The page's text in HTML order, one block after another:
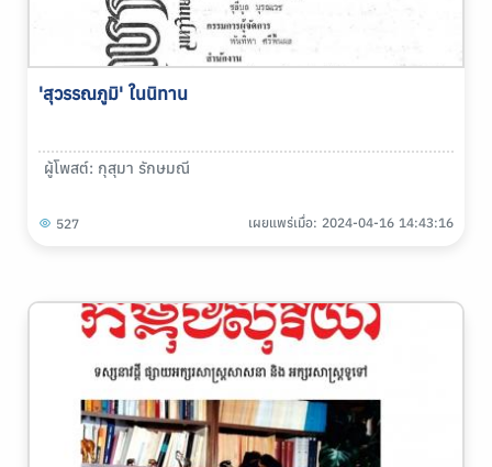
'สุวรรณภูมิ' ในนิทาน
ผู้โพสต์: กุสุมา รักษมณี
527 เผยแพร่เมื่อ: 2024-04-16 14:43:16